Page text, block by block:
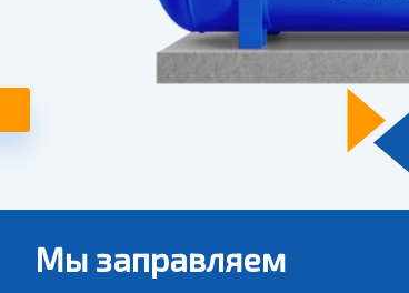
Мы заправляем